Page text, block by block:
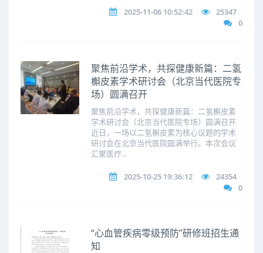
2025-11-06 10:52:42
25347
0
聚焦前沿学术，共探健康新篇：二氢
槲皮素学术研讨会（北京当代医院专
场）圆满召开
聚焦前沿学术，共探健康新篇：二氢槲皮素
学术研讨会（北京当代医院专场）圆满召开
近日，一场以二氢槲皮素为核心议题的学术
研讨会在北京当代医院圆满举行。本次会议
汇聚医疗...
2025-10-25 19:36:12
24354
0
“心血管疾病零级预防”研修班招生通
知